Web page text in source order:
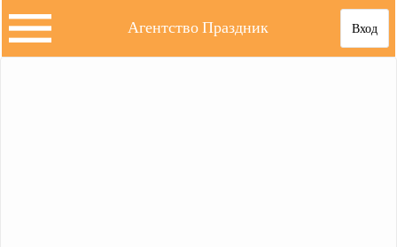
Вход
Агентство Праздник